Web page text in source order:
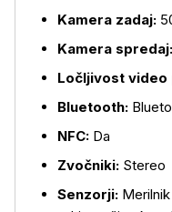
Kamera zadaj:
Kamera spredaj:
Ločljivost video
Bluetooth:
NFC: Da
Zvočniki: Stereo
Senzorji: